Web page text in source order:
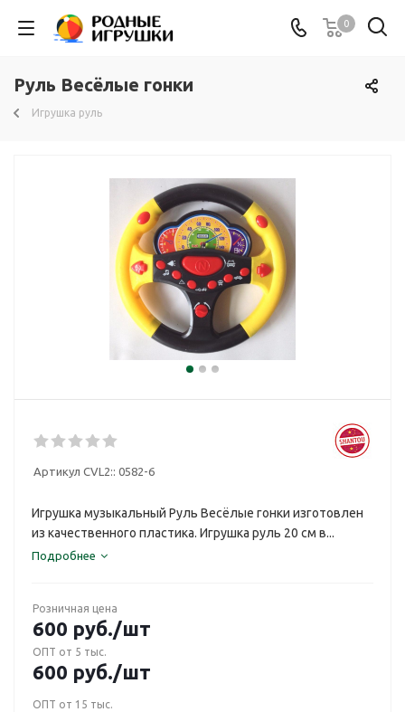
0
Руль Весёлые гонки
Игрушка руль
Артикул CVL2:: 0582-6
Игрушка музыкальный Руль Весёлые гонки изготовлен
из качественного пластика. Игрушка руль 20 см в...
Подробнее
Розничная цена
600 руб./шт
ОПТ от 5 тыс.
600 руб./шт
ОПТ от 15 тыс.